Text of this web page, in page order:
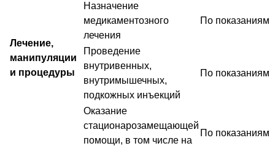
Лечение,
манипуляции
и процедуры
Назначение
медикаментозного
лечения
По показаниям
Проведение
внутривенных,
внутримышечных,
подкожных инъекций
По показаниям
Оказание
стационарозамещающей
помощи, в том числе на
По показаниям